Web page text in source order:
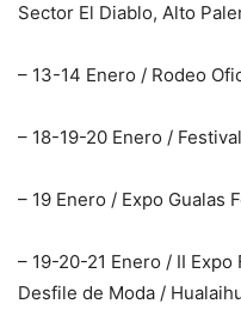
Sector El Diablo, Alto
– 13-14 Enero / Rodeo
– 18-19-20 Enero /
– 19 Enero / Expo Gualas
– 19-20-21 Enero / II
Desfile de Moda /